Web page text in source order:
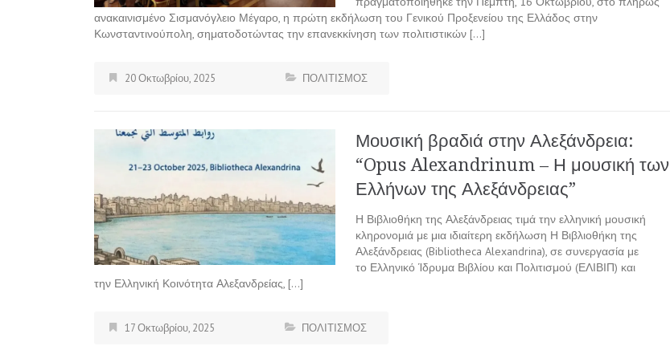
ανακαινισμένο Σισμανόγλειο Μέγαρο, η πρώτη εκδήλωση του Γενικού Προξενείου της Ελλάδος στην
Κωνσταντινούπολη, σηματοδοτώντας την επανεκκίνηση των πολιτιστικών […]
20 Οκτωβρίου, 2025 ΠΟΛΙΤΙΣΜΟΣ
Μουσική βραδιά στην Αλεξάνδρεια:
“Opus Alexandrinum – Η μουσική των
Ελλήνων της Αλεξάνδρειας”
Η Βιβλιοθήκη της Αλεξάνδρειας τιμά την ελληνική μουσική
κληρονομιά με μια ιδιαίτερη εκδήλωση Η Βιβλιοθήκη της
Αλεξάνδρειας (Bibliotheca Alexandrina), σε συνεργασία με
το Ελληνικό Ίδρυμα Βιβλίου και Πολιτισμού (ΕΛΙΒΙΠ) και
την Ελληνική Κοινότητα Αλεξανδρείας, […]
17 Οκτωβρίου, 2025 ΠΟΛΙΤΙΣΜΟΣ